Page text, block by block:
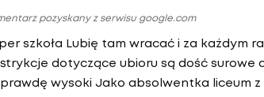
pozyskany z serwisu google.com
szkoła Lubię tam wracać i za każdym
dotyczące ubioru są dość surowe
wysoki Jako absolwentka liceum z